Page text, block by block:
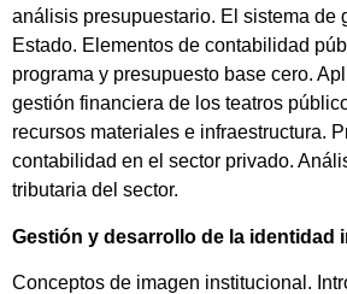
análisis presupuestario. El sistema de
Estado. Elementos de contabilidad
programa y presupuesto base cero.
gestión financiera de los teatros
recursos materiales e infraestructura.
contabilidad en el sector privado.
tributaria del sector.
Gestión y desarrollo de la identidad
Conceptos de imagen institucional.